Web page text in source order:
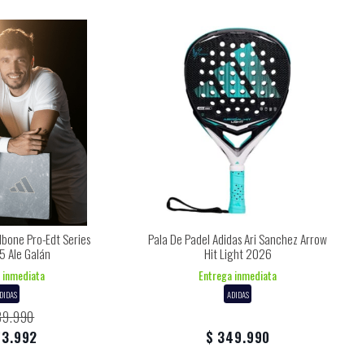
Pro-Edt Series
Ale Galán
Pala De Padel Adidas Ari Sanchez Arrow
Hit Light 2026
Entrega inmediata
ADIDAS
$ 349.990